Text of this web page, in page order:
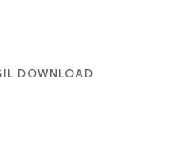
DOWNLOAD